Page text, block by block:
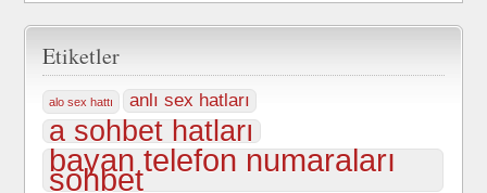
Etiketler
alo sex hattı anlı sex hatları
a sohbet hatları
bayan telefon numaraları
sohbet